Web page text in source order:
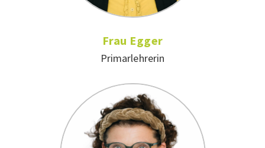
Frau Egger
Primarlehrerin